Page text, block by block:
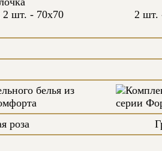
шт. - 70х70
2 шт.
роза